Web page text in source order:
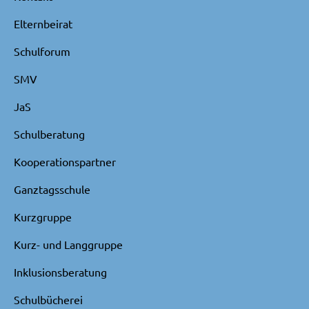
Elternbeirat
Schulforum
SMV
JaS
Schulberatung
Kooperationspartner
Ganztagsschule
Kurzgruppe
Kurz- und Langgruppe
Inklusionsberatung
Schulbücherei